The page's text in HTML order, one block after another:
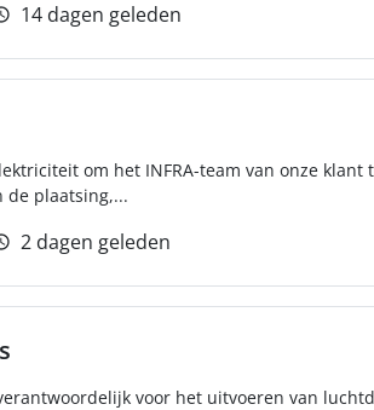
14 dagen geleden
om het INFRA-team van onze
de plaatsing,...
2 dagen geleden
voor het uitvoeren van